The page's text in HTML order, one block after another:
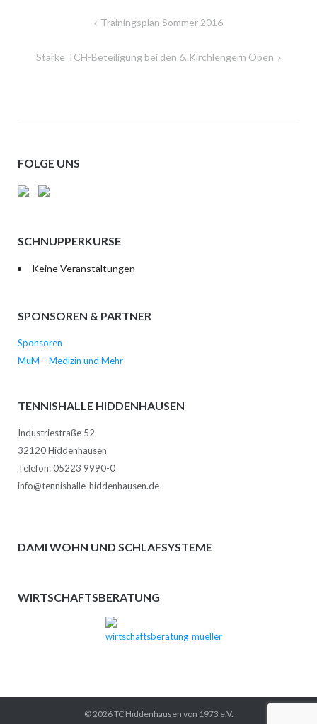
BeitragsnavigationTrainingsplan Sommer 2016
Starke TCH-Beteiligung bei den 6. Kirchlengern Open
FOLGE UNS
SCHNUPPERKURSE
Keine Veranstaltungen
SPONSOREN & PARTNER
Sponsoren
MuM – Medizin und Mehr
TENNISHALLE HIDDENHAUSEN
Industriestraße 52
32120 Hiddenhausen
Telefon: 05223 9990-0
info@tennishalle-hiddenhausen.de
DAMI WOHN UND SCHLAFSYSTEME
WIRTSCHAFTSBERATUNG
© 2026 TC Hiddenhausen von 1973 e.V.